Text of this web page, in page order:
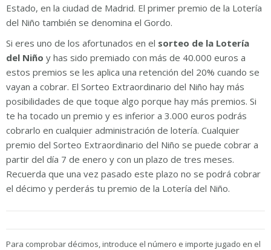
Estado, en la ciudad de Madrid. El primer premio de la Lotería
del Niño también se denomina el Gordo.
Si eres uno de los afortunados en el sorteo de la Lotería
del Niño y has sido premiado con más de 40.000 euros a
estos premios se les aplica una retención del 20% cuando se
vayan a cobrar. El Sorteo Extraordinario del Niño hay más
posibilidades de que toque algo porque hay más premios. Si
te ha tocado un premio y es inferior a 3.000 euros podrás
cobrarlo en cualquier administración de lotería. Cualquier
premio del Sorteo Extraordinario del Niño se puede cobrar a
partir del día 7 de enero y con un plazo de tres meses.
Recuerda que una vez pasado este plazo no se podrá cobrar
el décimo y perderás tu premio de la Lotería del Niño.
Para comprobar décimos, introduce el número e importe jugado en el